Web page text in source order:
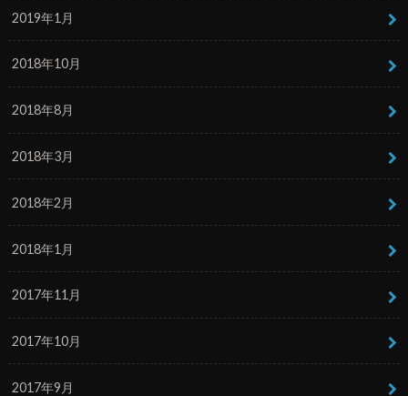
2019年1月
2018年10月
2018年8月
2018年3月
2018年2月
2018年1月
2017年11月
2017年10月
2017年9月